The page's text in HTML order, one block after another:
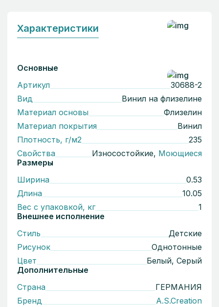
Характеристики
Основные
Артикул
30688-2
Вид
Винил на флизелине
Материал основы
Флизелин
Материал покрытия
Винил
Плотность, г/м2
235
Свойства
Износостойкие, Моющиеся
Размеры
Ширина
0.53
Длина
10.05
Вес с упаковкой, кг
1
Внешнее исполнение
Стиль
Детскиe
Рисунок
Однотонные
Цвет
Белый, Серый
Дополнительные
Страна
ГЕРМАНИЯ
Бренд
A.S.Creation